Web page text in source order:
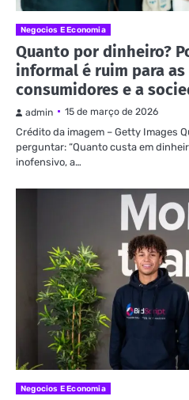
Negocios E Economia
Quanto por dinheiro?
informal é ruim para as
consumidores e a
admin 15 de março de 2026
Crédito da imagem – Getty Images
perguntar: “Quanto custa em
inofensivo, a…
Negocios E Economia